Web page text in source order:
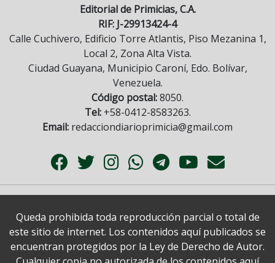
Editorial de Primicias, C.A.
RIF: J-29913424-4
Calle Cuchivero, Edificio Torre Atlantis, Piso Mezanina 1,
Local 2, Zona Alta Vista.
Ciudad Guayana, Municipio Caroní, Edo. Bolívar,
Venezuela.
Código postal:8050.
Tel:+58-0412-8583263.
Email: redacciondiarioprimicia@gmail.com
Queda prohibida toda reproducción parcial o total de
este sitio de internet. Los contenidos aquí publicados se
encuentran protegidos por la Ley de Derecho de Autor.